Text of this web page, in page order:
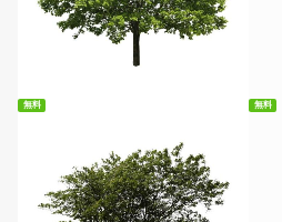
無料ダウンロード
無料 無料